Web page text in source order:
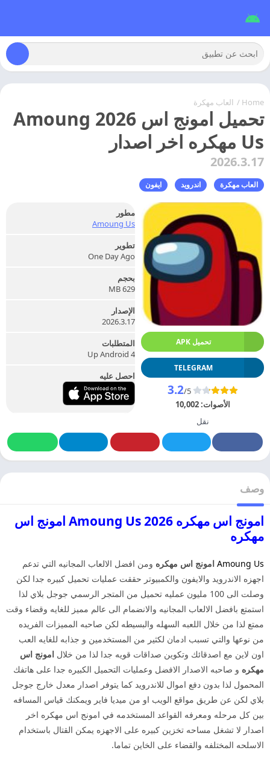
Home
/ العاب مهكرة
تحميل امونج اس 2026 Amoung
Us مهكره اخر اصدار
2026.3.17
العاب مهكرة اندرويد ايفون
تحميل APK
TELEGRAM
3.2/5
الأصوات:10,002
نقل
مطور
Amoung Us
تطوير
One Day Ago
بحجم
629 MB
الإصدار
2026.3.17
المتطلبات
Up Android 4
احصل عليه
وصف
امونج اس مهكره Amoung Us 2026 امونج اس
مهكره
Amoung Us امونج اس مهكره ومن افضل الالعاب المجانيه التي تدعم
اجهزه الاندرويد والايفون والكمبيوتر حققت عمليات تحميل كبيره جدا لكن
وصلت الى 100 مليون عمليه تحميل من المتجر الرسمي جوجل بلاي لذا
استمتع بافضل الالعاب المجانيه والانضمام الى عالم مميز للغايه وقضاء وقت
ممتع لذا من خلال اللعبه السهله والبسيطه لكن صاحبه المميزات الفريده
من نوعها والتي تسبب ادمان لكثير من المستخدمين و جذابه للغايه العب
اون لاين مع اصدقائك وتكوين صداقات قويه جدا لذا من خلال امونج اس
مهكره و صاحبه الاصدار الافضل وعمليات التحميل الكبيره جدا على هاتفك
المحمول لذا بدون دفع اموال للاندرويد كما يتوفر اصدار معدل خارج جوجل
بلاي لكن عن طريق مواقع الويب او من ميديا فاير ويمكنك قياس المسافه
بين كل مرحله ومعرفه القواعد المستخدمه في امونج اس مهكره اخر
اصدار لا تشغل مساحه تخزين كبيره على الاجهزه يمكن القتال باستخدام
الاسلحه المختلفه والقضاء على الخاين تماما.